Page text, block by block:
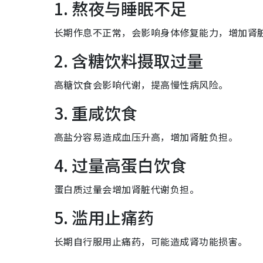
1. 熬夜与睡眠不足
长期作息不正常，会影响身体修复能力，增加肾
2. 含糖饮料摄取过量
高糖饮食会影响代谢，提高慢性病风险。
3. 重咸饮食
高盐分容易造成血压升高，增加肾脏负担。
4. 过量高蛋白饮食
蛋白质过量会增加肾脏代谢负担。
5. 滥用止痛药
长期自行服用止痛药，可能造成肾功能损害。